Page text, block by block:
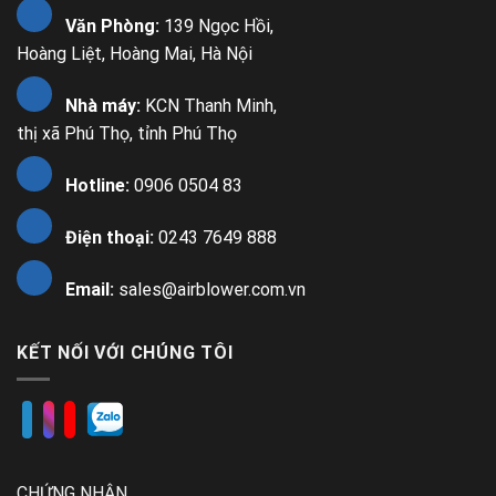
Văn Phòng: 139 Ngọc Hồi,
Hoàng Liệt, Hoàng Mai, Hà Nội
Nhà máy: KCN Thanh Minh,
thị xã Phú Thọ, tỉnh Phú Thọ
Hotline: 0906 0504 83
Điện thoại: 0243 7649 888
Email: sales@airblower.com.vn
KẾT NỐI VỚI CHÚNG TÔI